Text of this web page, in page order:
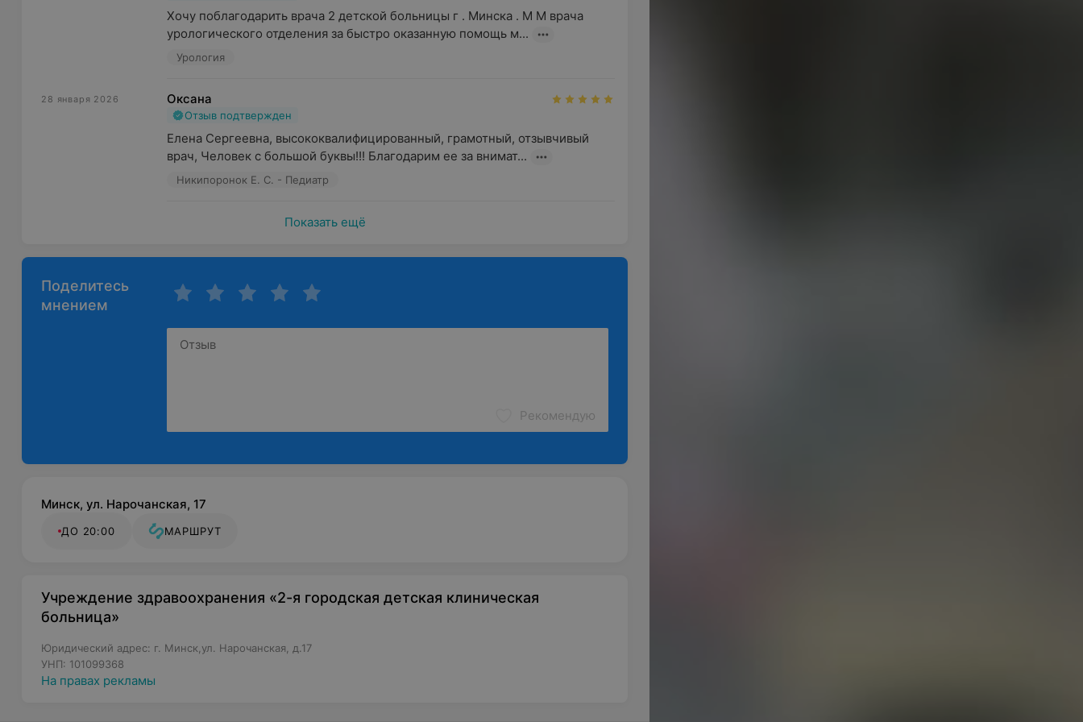
Хочу поблагодарить врача 2 детской больницы г . Минска . М М врача
урологического отделения за быстро оказанную помощь м...
Урология
28 января 2026 Оксана
Отзыв подтвержден
Елена Сергеевна, высококвалифицированный, грамотный, отзывчивый
врач, Человек с большой буквы!!! Благодарим ее за внимат...
Никипоронок Е. С. - Педиатр
Показать ещё
Поделитесь
мнением
Рекомендую
Минск, ул. Нарочанская, 17
ДО 20:00 МАРШРУТ
Учреждение здравоохранения «2-я городская детская клиническая
больница»
Юридический адрес: г. Минск,ул. Нарочанская, д.17
УНП: 101099368
На правах рекламы